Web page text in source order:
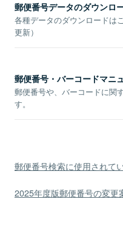
郵便番号データのダウンロ
各種データのダウンロードは
更新）
郵便番号・バーコードマニ
郵便番号や、バーコードに関
す。
郵便番号検索に使用されて
2025年度版郵便番号の変更